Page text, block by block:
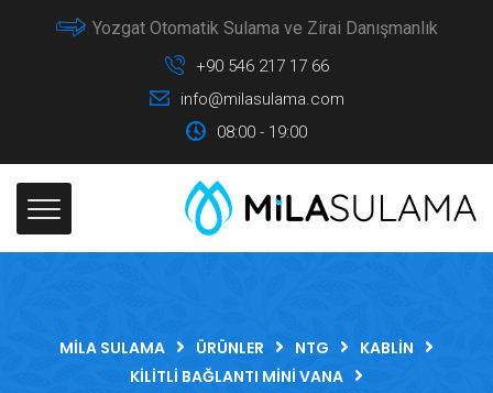
Yozgat Otomatik Sulama ve Zirai Danışmanlık
+90 546 217 17 66
info@milasulama.com
08:00 - 19:00
MILA SULAMA ÜRÜNLER NTG
KABLIN
KILITLI BAĞLANTI MINI VANA